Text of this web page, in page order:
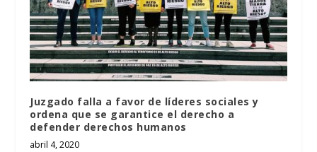
Juzgado falla a favor de líderes sociales y
ordena que se garantice el derecho a
defender derechos humanos
abril 4, 2020